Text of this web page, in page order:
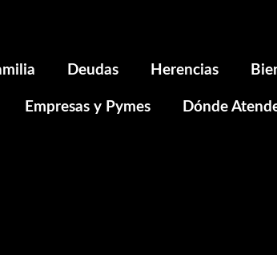
Deudas Herencias
Empresas y Pymes Dónde